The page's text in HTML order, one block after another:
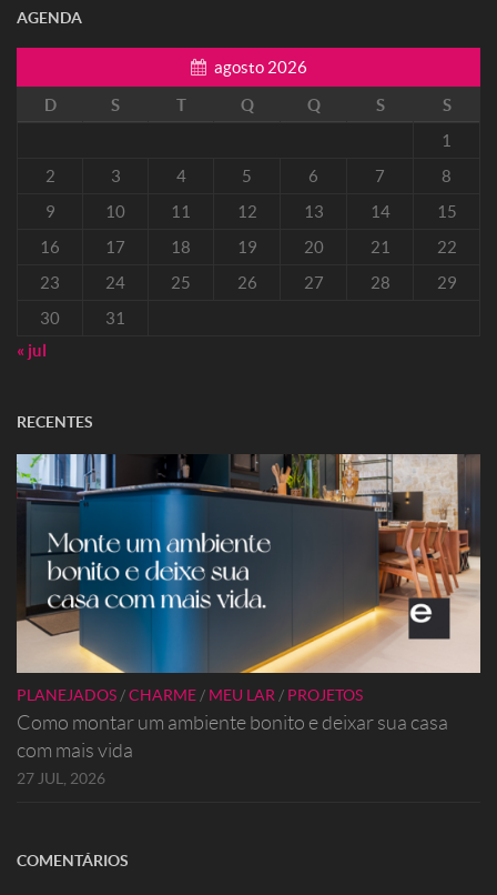
AGENDA
agosto 2026
D
S T Q Q S
S
1
2
3 4 5 6 7
8
9
10 11 12 13 14
15
16
17 18 19 20 21
22
23
24 25 26 27 28
29
30
31
« jul
RECENTES
PLANEJADOS /CHARME / MEU LAR / PROJETOS
Como montar um ambiente bonito e deixar sua casa
com mais vida
27 JUL, 2026
COMENTÁRIOS